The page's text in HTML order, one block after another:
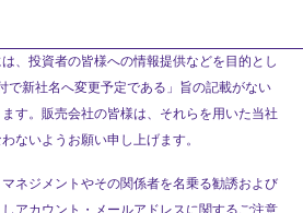
、投資者の皆様への情報提供などを目的とし
で新社名へ変更予定である」旨の記載がない
す。販売会社の皆様は、それらを用いた当社
ないようお願い申し上げます。
ネジメントやその関係者を名乗る勧誘および
アカウント・メールアドレスに関するご注意